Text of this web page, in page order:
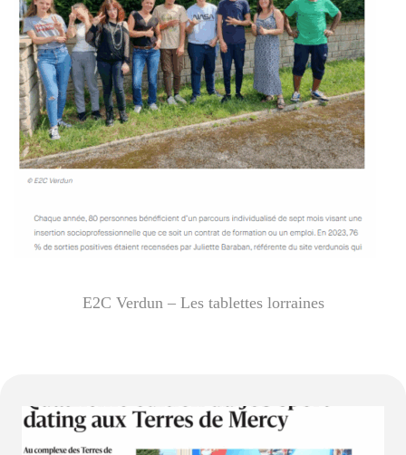
E2C Verdun – Les tablettes lorraines